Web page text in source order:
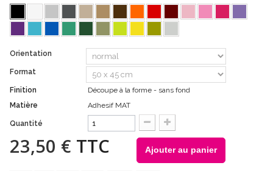
Orientation
Format
Finition
Découpe à la forme - sans fond
Matière
Adhesif MAT
Quantité
23,50 € TTC Ajouter au panier